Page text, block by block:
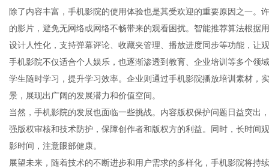
除了内容丰富，手机影院的使用体验也是其受欢迎的重要原因之一。
的影片，避免无网络或网络不畅带来的观看困扰。智能推荐算法根据
设计人性化，支持弹幕评论、收藏夹管理、播放进度同步等功能，让
手机影院不仅适合个人娱乐，也逐渐渗透到教育、企业培训等多个领
学生随时学习，提升学习效率。企业则通过手机影院播放培训素材，
景，展现出广阔的发展潜力和价值空间。
当然，手机影院的发展也面临一些挑战。内容版权保护问题日益突出
强版权审核和技术防护，保障创作者和版权方的利益。同时，长时间
影时间，注意眼部健康。
展望未来，随着技术的不断进步和用户需求的多样化，手机影院将持